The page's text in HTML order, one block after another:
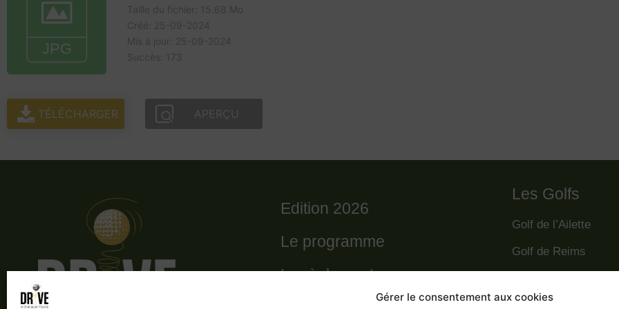
Gérer le consentement aux cookies
TÉLÉCHARGER APERÇU
Edition 2026
Le programme
Le règlement
Les Golfs
Golf de l’Ailette
Golf de Reims
Golf des Poursaudes